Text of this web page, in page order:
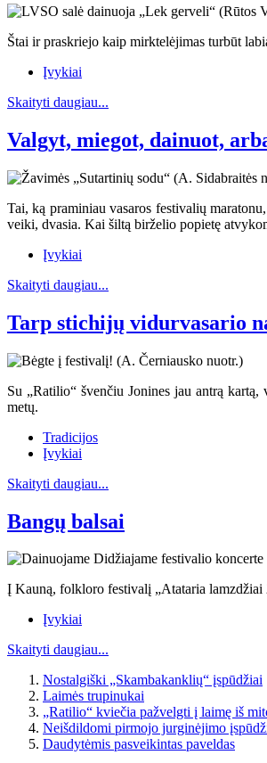
Štai ir praskriejo kaip mirktelėjimas turbūt
Įvykiai
Skaityti daugiau...
Valgyt, miegot, dainuot,
Tai, ką praminiau vasaros festivalių
veiki, dvasia. Kai šiltą birželio popietę
Įvykiai
Skaityti daugiau...
Tarp stichijų vidurvasario
Su „Ratilio“ švenčiu Jonines jau antrą
metų.
Tradicijos
Įvykiai
Skaityti daugiau...
Bangų balsai
Į Kauną, folkloro festivalį „Atataria lamzdžiai
Įvykiai
Skaityti daugiau...
Nostalgiški „Skambakanklių“ įspūdžiai
Laimės trupinukai
„Ratilio“ kviečia pažvelgti į laimę iš
Neišdildomi pirmojo jurginėjimo
Daudytėmis pasveikintas paveldas